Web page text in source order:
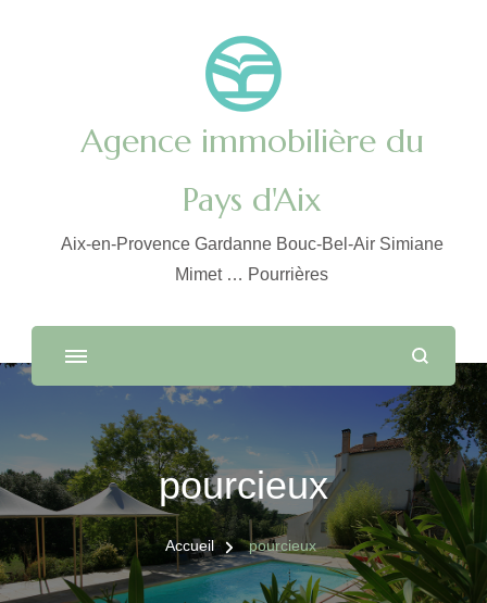
Agence immobilière du
Pays d'Aix
Aix-en-Provence Gardanne Bouc-Bel-Air Simiane
Mimet … Pourrières
pourcieux
Accueil pourcieux